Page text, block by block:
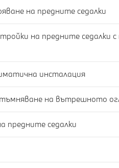
на предните седалки
на предните седалки
инсталация
предните седалки